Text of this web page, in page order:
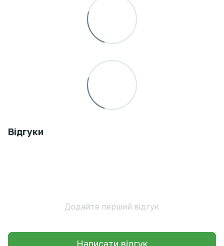
Відгуки
Додайте перший відгук
Написати відгук